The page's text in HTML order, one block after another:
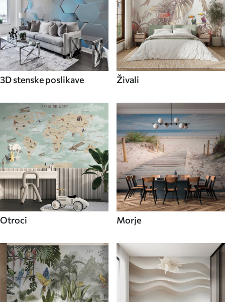
3D stenske poslikave Živali
Otroci Morje